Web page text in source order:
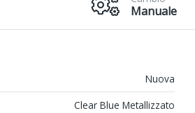
Manuale
Nuova
Clear Blue Metallizzato